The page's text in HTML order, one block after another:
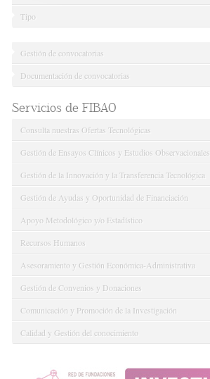
Tipo
Gestión de convocatorias
Documentación de convocatorias
Servicios de FIBAO
Consulta nuestras Ofertas Tecnológicas
Gestión de Ensayos Clínicos y Estudios Observacionales
Gestión de la Innovación y la Transferencia Tecnológica
Gestión de Ayudas y Oportunidad de Financiación
Apoyo Metodológico y/o Estadístico
Recursos Humanos
Asesoramiento y Gestión Económica-Administrativa
Gestión de Convenios y Donaciones
Comunicación y Promoción de la Investigación
Calidad y Gestión del conocimiento